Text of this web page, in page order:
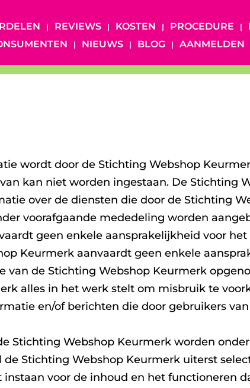
REVIEWS KOSTEN PROCEDURE
NIEUWS BLOG AANMELDEN
wordt door de Stichting Webshop
kan niet worden ingestaan. De Stichting
over de diensten die door de Stichting
voorafgaande mededeling worden
geen enkele aansprakelijkheid voor
Keurmerk aanvaardt geen enkele
van de Stichting Webshop Keurmerk
alles in het werk stelt om misbruik te
en/of berichten die door gebruikers
Stichting Webshop Keurmerk worden
Stichting Webshop Keurmerk uiterst
voor de inhoud en het functioneren